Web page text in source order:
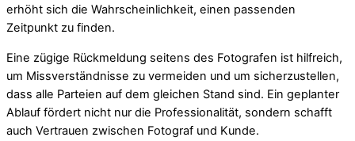
erhöht sich die Wahrscheinlichkeit, einen passenden
Zeitpunkt zu finden.
Eine zügige Rückmeldung seitens des Fotografen ist hilfreich,
um Missverständnisse zu vermeiden und um sicherzustellen,
dass alle Parteien auf dem gleichen Stand sind. Ein geplanter
Ablauf fördert nicht nur die Professionalität, sondern schafft
auch Vertrauen zwischen Fotograf und Kunde.